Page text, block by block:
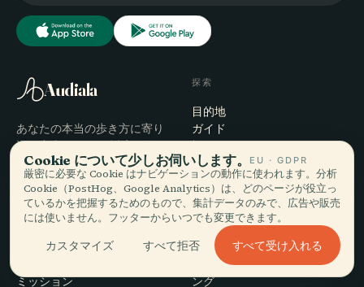
Audiala
あなたの本当の歩き方に寄り
添う音声ガイド — 誠実に集
め、街のために語り、一度だ
けダウンロード。
探索
目的地
ガイド
旅のヒント
料金を見る
ダウンロード
会社
ミッション
ヘルプ
サポート
アプリのトラブルシューティ
ング
Cookie について少しお伺いします。 EU · GDPR
厳密に必要な Cookie はナビゲーションの動作に使われます。分析
Cookie（PostHog、Google Analytics）は、どのページが役立っ
ているかを把握するためのもので、集計データのみで、広告や販売
には使いません。フッターからいつでも変更できます。
カスタマイズ すべて拒否 すべて受け入れる